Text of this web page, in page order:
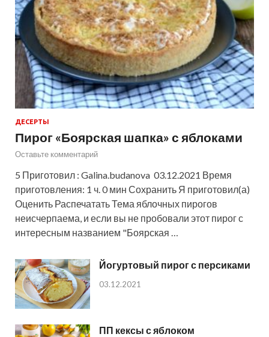
ДЕСЕРТЫ
Пирог «Боярская шапка» с яблоками
Оставьте комментарий
5 Приготовил : Galina.budanova 03.12.2021 Время
приготовления: 1 ч. 0 мин Сохранить Я приготовил(а)
Оценить Распечатать Тема яблочных пирогов
неисчерпаема, и если вы не пробовали этот пирог с
интересным названием "Боярская …
Йогуртовый пирог с персиками
03.12.2021
ПП кексы с яблоком